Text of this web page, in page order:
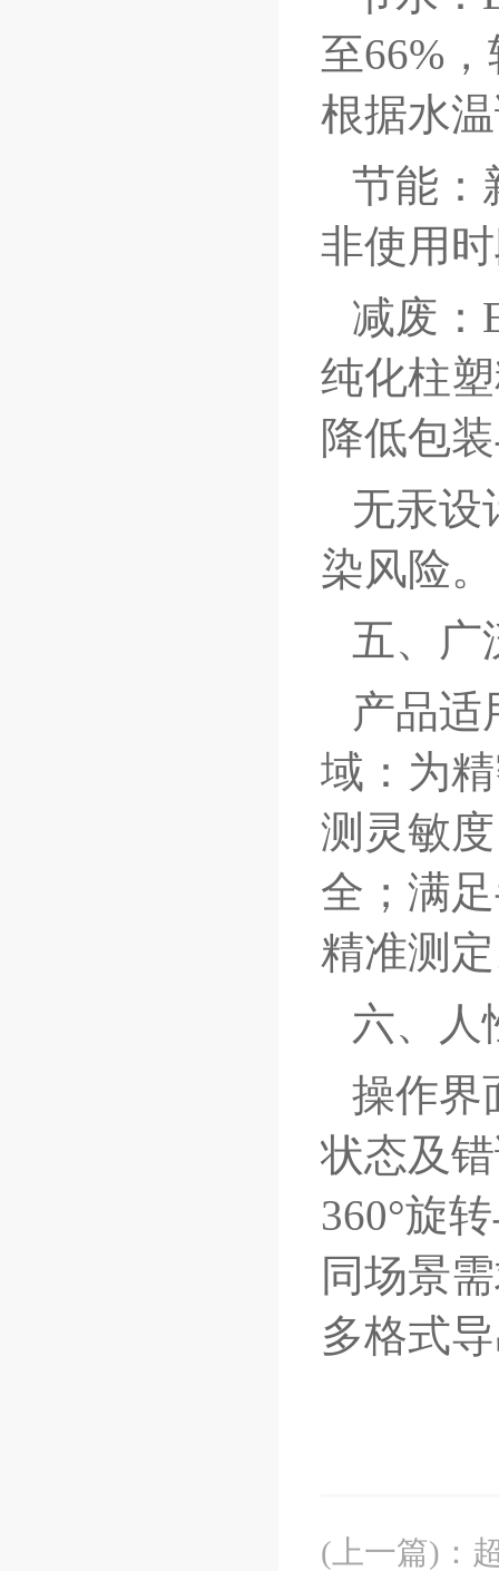
至66%
根据水
节能：
非使用
减废：
纯化柱
降低包
无汞设
染风险。
五、广
产品适
域：为
测灵敏
全；满
精准测
六、人
操作界
状态及
360°旋
同场景
多格式
(上一篇) ：